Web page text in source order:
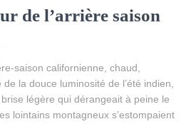
de l’arrière saison
saison californienne, chaud,
la douce luminosité de l’été indien,
légère qui dérangeait à peine le
lointains montagneux s’estompaient